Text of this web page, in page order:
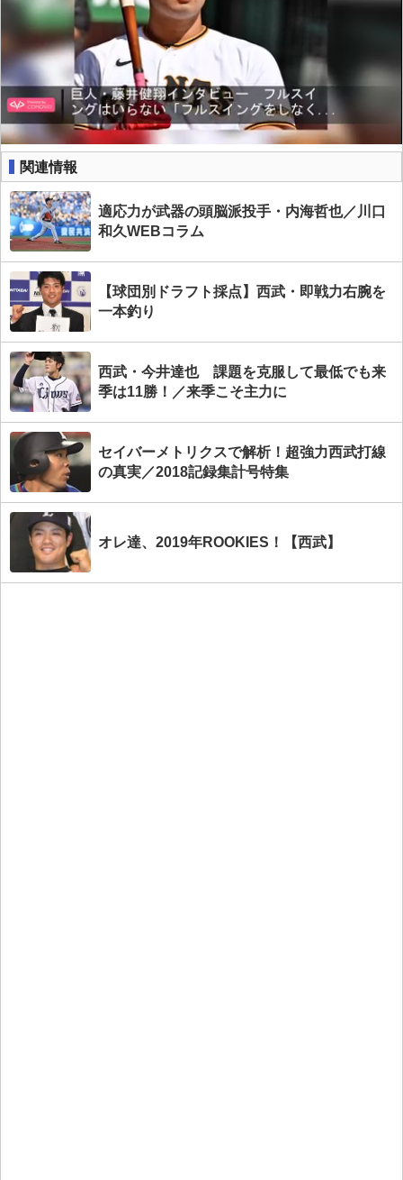
関連情報
適応力が武器の頭脳派投手・内海哲也／川口
和久WEBコラム
【球団別ドラフト採点】西武・即戦力右腕を
一本釣り
西武・今井達也 課題を克服して最低でも来
季は11勝！／来季こそ主力に
セイバーメトリクスで解析！超強力西武打線
の真実／2018記録集計号特集
オレ達、2019年ROOKIES！【西武】